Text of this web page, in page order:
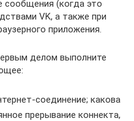
сообщения (когда это
VK, а также при
приложения.
делом выполните
соединение; какова
прерывание коннекта,